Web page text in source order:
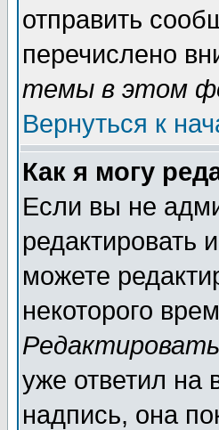
отправить
перечислено
темы в этом
Вернуться к
Как я могу
Если вы не
редактировать
можете
некоторого
Редактировать
уже ответил
надпись, она